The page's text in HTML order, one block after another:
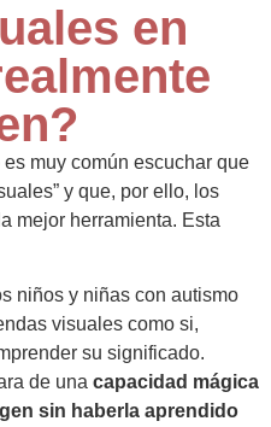
en
muy común escuchar que
y que, por ello, los
mejor herramienta. Esta
niños y niñas con autismo
visuales como si,
su significado.
de una capacidad mágica
sin haberla aprendido